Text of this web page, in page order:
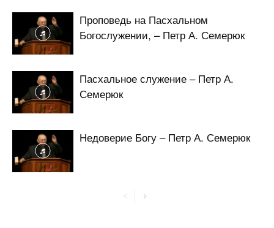
Проповедь на Пасхальном
Богослужении, – Петр А. Семерюк
Пасхальное служение – Петр А.
Семерюк
Недоверие Богу – Петр А. Семерюк